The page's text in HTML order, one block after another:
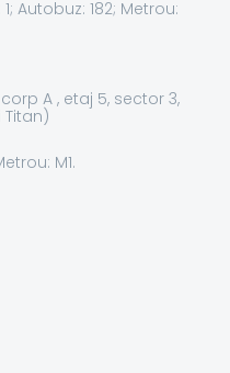
Autobuz: 182; Metrou:
A , etaj 5, sector 3,
Titan)
M1.